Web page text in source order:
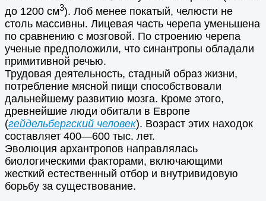
до 1200 см3). Лоб менее покатый, челюсти не
столь массивны. Лицевая часть черепа уменьшена
по сравнению с мозговой. По строению черепа
ученые предположили, что синантропы обладали
примитивной речью.
Трудовая деятельность, стадный образ жизни,
потребление мясной пищи способствовали
дальнейшему развитию мозга. Кроме этого,
древнейшие люди обитали в Европе
(гейдельбергский человек). Возраст этих находок
составляет 400—600 тыс. лет.
Эволюция архантропов направлялась
биологическими факторами, включающими
жесткий естественный отбор и внутривидовую
борьбу за существование.